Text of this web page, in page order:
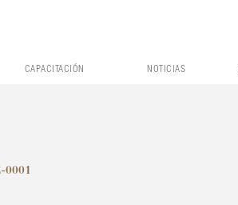
CAPACITACIÓN NOTICIAS
0001